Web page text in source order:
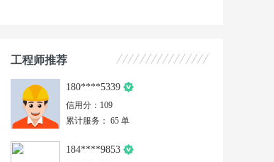
工程师推荐
180****5339
信用分：109
累计服务： 65 单
184****9853